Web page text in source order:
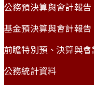
公務預決算與會計報告
基金預決算與會計報告
前瞻特別預、決算與會
公務統計資料